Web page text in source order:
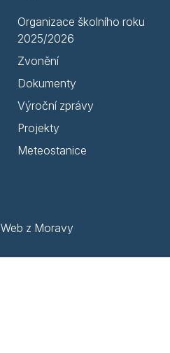
Organizace školního roku
2025/2026
Zvonění
Dokumenty
Výroční zprávy
Projekty
Meteostanice
Web z Moravy